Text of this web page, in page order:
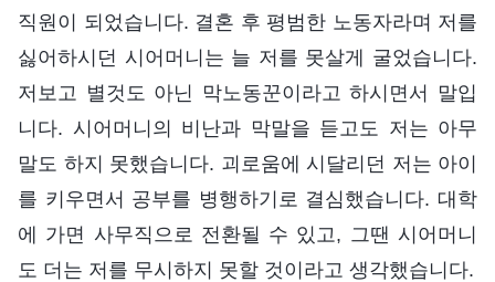
직원이 되었습니다. 결혼 후 평범한 노동자라며 저를
싫어하시던 시어머니는 늘 저를 못살게 굴었습니다.
저보고 별것도 아닌 막노동꾼이라고 하시면서 말입
니다. 시어머니의 비난과 막말을 듣고도 저는 아무
말도 하지 못했습니다. 괴로움에 시달리던 저는 아이
를 키우면서 공부를 병행하기로 결심했습니다. 대학
에 가면 사무직으로 전환될 수 있고, 그땐 시어머니
도 더는 저를 무시하지 못할 것이라고 생각했습니다.